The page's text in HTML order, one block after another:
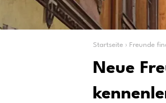
Startseite › Freunde
Neue